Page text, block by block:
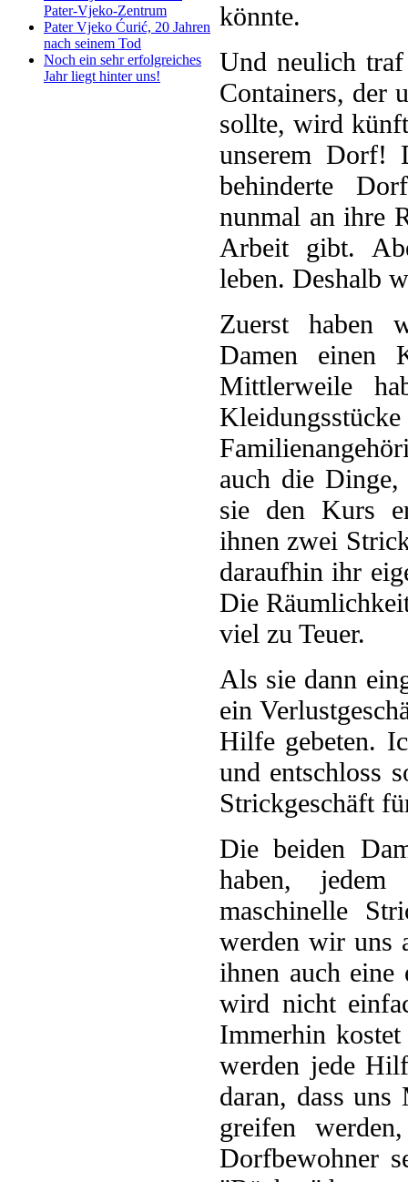
Pater-Vjeko-Zentrum
Pater Vjeko Ćurić, 20 Jahren
nach seinem Tod
Noch ein sehr erfolgreiches
Jahr liegt hinter uns!
könnte.
Und neulich
Containers, der
sollte, wird
unserem Dorf!
behinderte
nunmal an ihre
Arbeit gibt.
leben. Deshalb
Zuerst haben
Damen einen
Mittlerweile
auch die
sie den Kurs
ihnen zwei
daraufhin ihr
Die
viel zu Teuer.
Als sie dann
ein
Hilfe gebeten.
und entschloss
Strickgeschäft
Die beiden
haben, jedem
maschinelle
werden wir uns
ihnen auch eine
wird nicht
Immerhin
werden jede
daran, dass
greifen
Dorfbewohner